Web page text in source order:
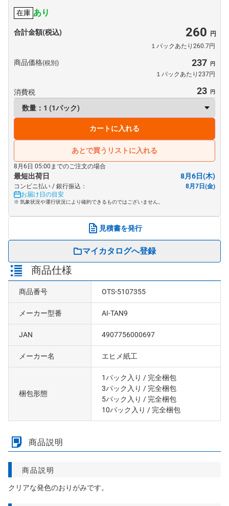
在庫 あり
合計金額(税込) 260
１パックあたり260.7円
商品価格(税別) 237
１パックあたり237円
消費税 23
カートに入れる
あとで買うリストに入れる
8月6日 05:00までのご注文の場合
最短出荷日 8月6日(木)
コンビニ払い / 銀行振込：
8月7日(金)
お届け日の目安
※ 気象状況や運行状況により確約できるものではございません。
見積書を発行
マイカタログへ登録
商品仕様
商品番号 OTS-5107355
メーカー型番 AI-TAN9
JAN 4907756000697
メーカー名 エヒメ紙工
梱包形態
1パック入り / 完全梱包
3パック入り / 完全梱包
5パック入り / 完全梱包
10パック入り / 完全梱包
商品説明
商品説明
クリアな発色のおりがみです。